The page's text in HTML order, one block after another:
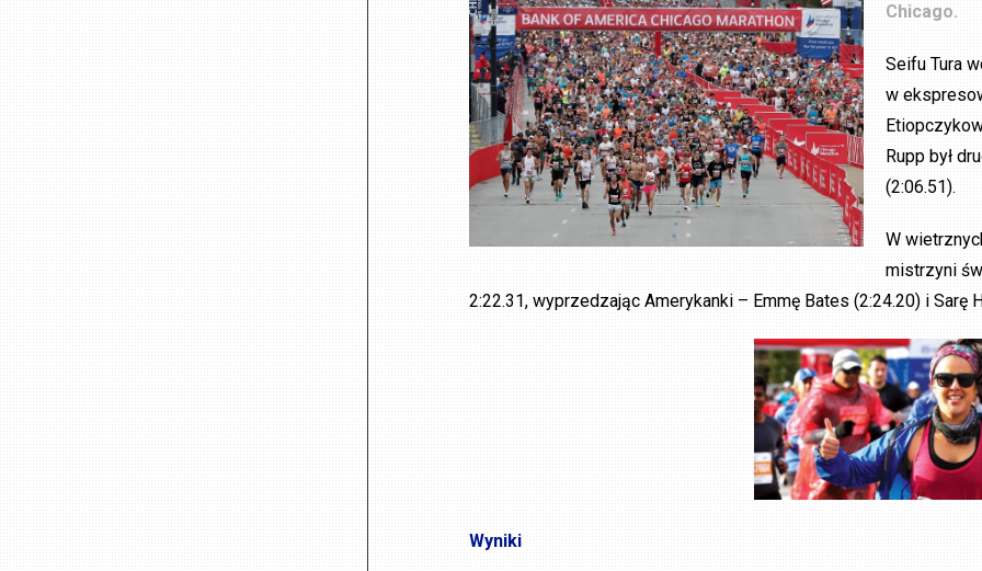
Chicago.
Seifu Tura
w
Rupp był
(2:06.51).
W
mistrzyni
2:22.31, wyprzedzając Amerykanki – Emmę Bates (2:24.20) i Sarę
Wyniki